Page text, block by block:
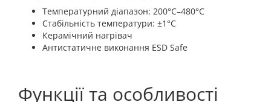
Температурний діапазон: 200°C–480°C
Стабільність температури: ±1°C
Керамічний нагрівач
Антистатичне виконання ESD Safe
Функції та особливості